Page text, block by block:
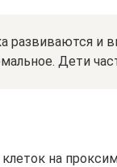
развиваются и
Дети
на